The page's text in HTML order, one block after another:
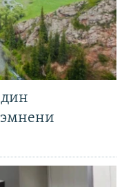
эмнени